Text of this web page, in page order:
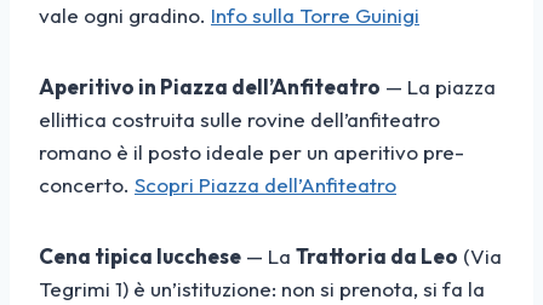
vale ogni gradino. Info sulla Torre Guinigi
Aperitivo in Piazza dell’Anfiteatro — La piazza
ellittica costruita sulle rovine dell’anfiteatro
romano è il posto ideale per un aperitivo pre-
concerto. Scopri Piazza dell’Anfiteatro
Cena tipica lucchese — La Trattoria da Leo (Via
Tegrimi 1) è un’istituzione: non si prenota, si fa la